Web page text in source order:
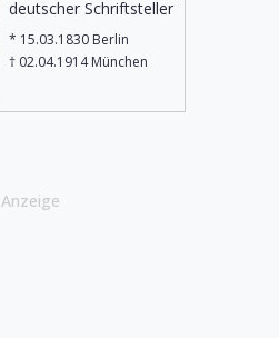
deutscher Schriftsteller
* 15.03.1830 Berlin
† 02.04.1914 München
Anzeige